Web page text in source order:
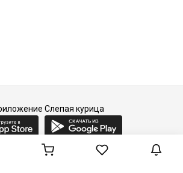
Слепая курица
курица - fashion concept store.